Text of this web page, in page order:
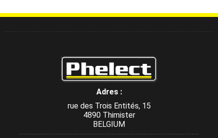
Adres :
rue des Trois Entités, 15
4890 Thimister
BELGIUM